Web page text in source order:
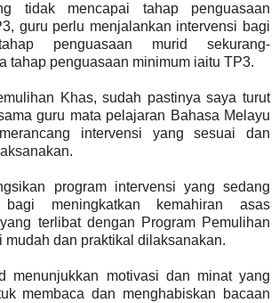
tidak mencapai tahap penguasaan
guru perlu menjalankan intervensi bagi
penguasaan murid sekurang-
tahap penguasaan minimum iaitu TP3.
Khas, sudah pastinya saya turut
guru mata pelajaran Bahasa Melayu
intervensi yang sesuai dan
program intervensi yang sedang
meningkatkan kemahiran asas
terlibat dengan Program Pemulihan
mudah dan praktikal dilaksanakan.
menunjukkan motivasi dan minat yang
membaca dan menghabiskan bacaan